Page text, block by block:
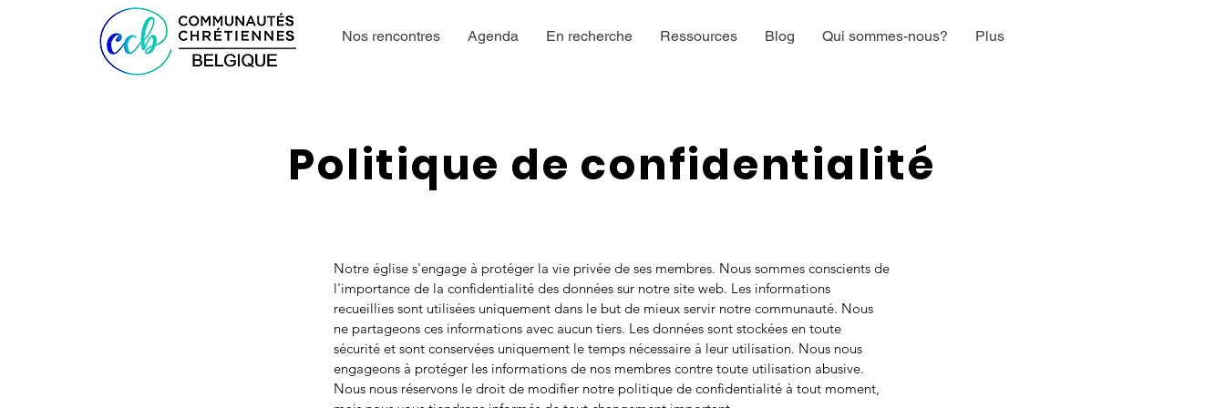
Nos rencontres Agenda En recherche Ressources Blog Qui sommes-nous? Plus
Politique de confidentialité
Notre église s'engage à protéger la vie privée de ses membres. Nous sommes conscients de
l'importance de la confidentialité des données sur notre site web. Les informations
recueillies sont utilisées uniquement dans le but de mieux servir notre communauté. Nous
ne partageons ces informations avec aucun tiers. Les données sont stockées en toute
sécurité et sont conservées uniquement le temps nécessaire à leur utilisation. Nous nous
engageons à protéger les informations de nos membres contre toute utilisation abusive.
Nous nous réservons le droit de modifier notre politique de confidentialité à tout moment,